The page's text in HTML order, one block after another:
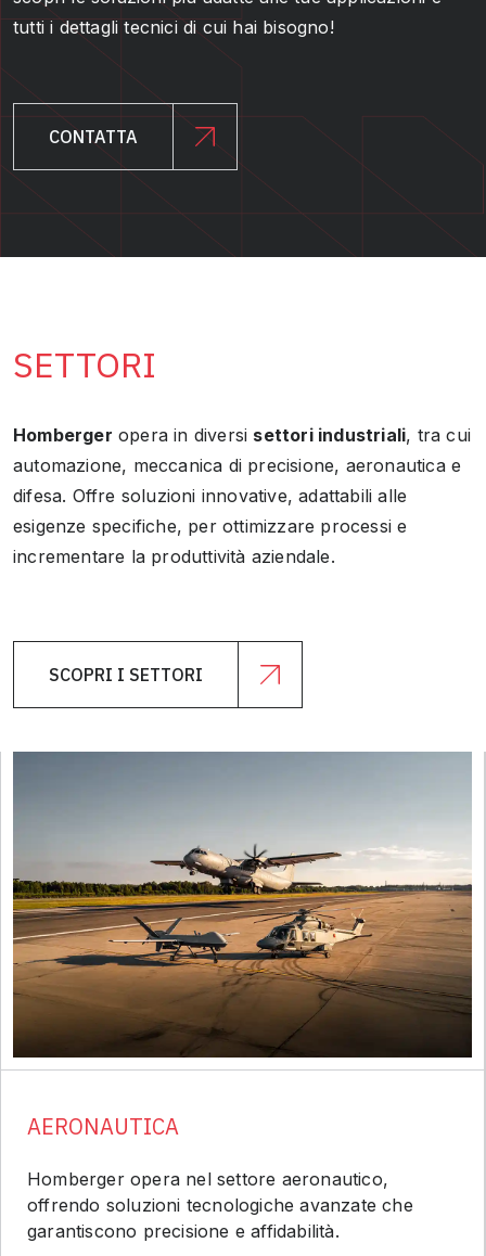
tutti i dettagli tecnici di cui hai bisogno!
CONTATTA
SETTORI
Homberger opera in diversi settori industriali, tra cui
automazione, meccanica di precisione, aeronautica e
difesa. Offre soluzioni innovative, adattabili alle
esigenze specifiche, per ottimizzare processi e
incrementare la produttività aziendale.
SCOPRI I SETTORI
AERONAUTICA
Homberger opera nel settore aeronautico,
offrendo soluzioni tecnologiche avanzate che
garantiscono precisione e affidabilità.